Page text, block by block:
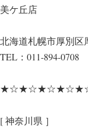
美ケ丘店
北海道札幌市厚別
TEL：011-894-
[ 神奈川県 ］